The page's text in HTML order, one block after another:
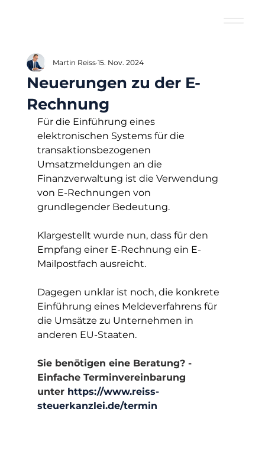
Neuerungen zu der E-
Rechnung
Martin Reiss 15. Nov. 2024
Für die Einführung eines
elektronischen Systems für die
transaktionsbezogenen
Umsatzmeldungen an die
Finanzverwaltung ist die Verwendung
von E-Rechnungen von
grundlegender Bedeutung.
Klargestellt wurde nun, dass für den
Empfang einer E-Rechnung ein E-
Mailpostfach ausreicht.
Dagegen unklar ist noch, die konkrete
Einführung eines Meldeverfahrens für
die Umsätze zu Unternehmen in
anderen EU-Staaten.
Sie benötigen eine Beratung? -
Einfache Terminvereinbarung
unter https://www.reiss-
steuerkanzlei.de/termin